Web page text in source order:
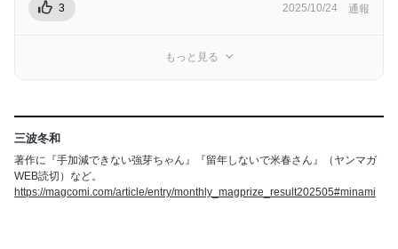
3 2025/10/24 通報
もっと見る
三波冬和
著作に『手加減できない強芽ちゃん』『留年しないで米春さん』（ヤンマガ
WEB読切）など。
https://magcomi.com/article/entry/monthly_magprize_result202505#minami